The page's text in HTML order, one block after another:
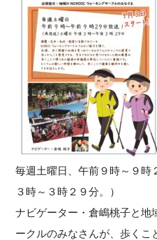
毎週土曜日、午前９時～９時
３時～３時２９分。）
ナビゲーター・倉嶋桃子と地
ークルのみなさんが、歩くこ